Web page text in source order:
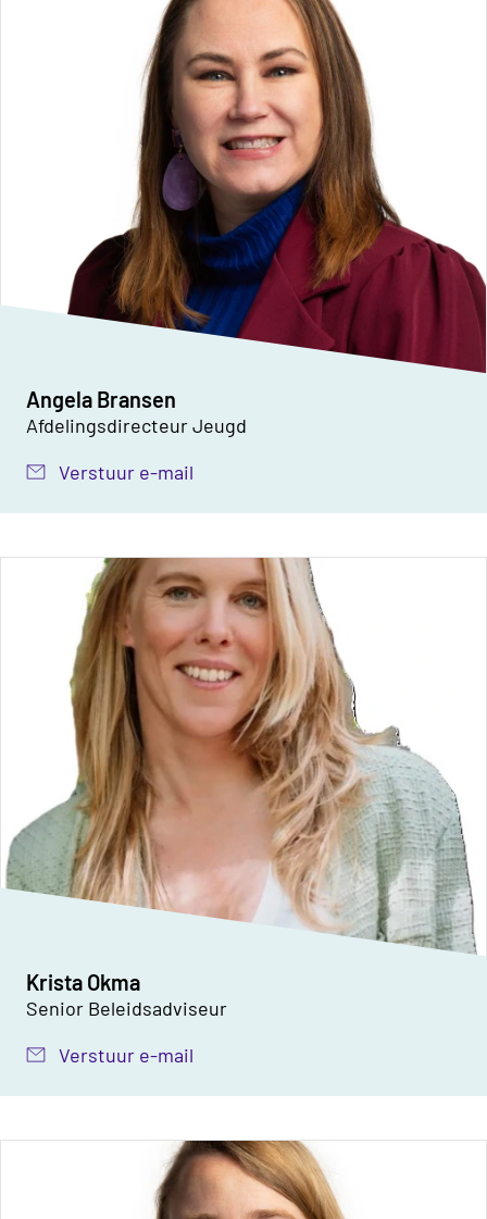
Angela Bransen
Afdelingsdirecteur Jeugd
Verstuur e-mail
Krista Okma
Senior Beleidsadviseur
Verstuur e-mail